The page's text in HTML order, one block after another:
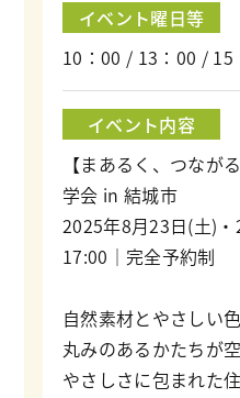
イベント曜日等
10：00 / 13：00 / 15
イベント内容
【まあるく、つなが
学会 in 結城市
2025年8月23日(土)
17:00｜完全予約制
自然素材とやさしい色
丸みのあるかたちが
やさしさに包まれた住